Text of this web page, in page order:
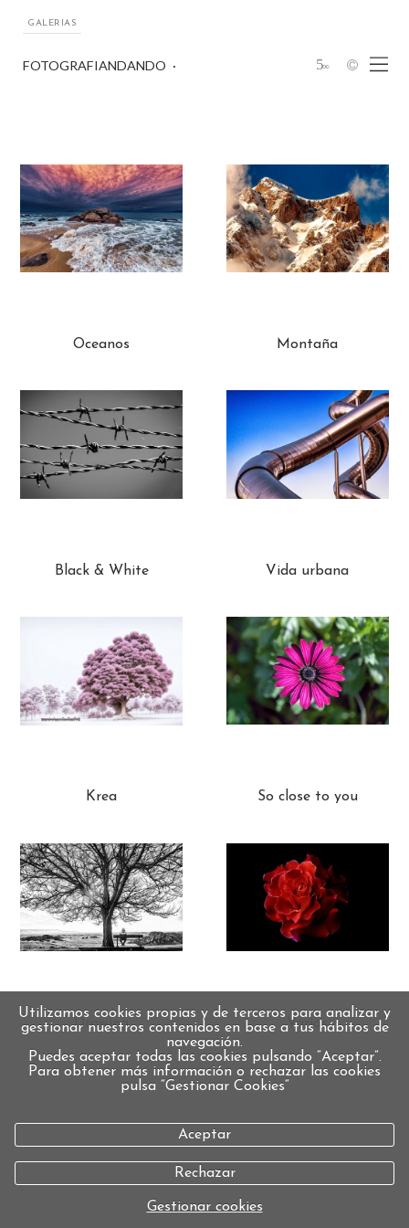
GALERIAS
FOTOGRAFIANDANDO 5∞
Oceanos Montaña
Black & White Vida urbana
Krea So close to you
Drawing Varios
Utilizamos cookies propias y de terceros para analizar y
gestionar nuestros contenidos en base a tus hábitos de
navegación.
Puedes aceptar todas las cookies pulsando “Aceptar”.
Para obtener más información o rechazar las cookies
pulsa “Gestionar Cookies“
Aceptar
Rechazar
Gestionar cookies